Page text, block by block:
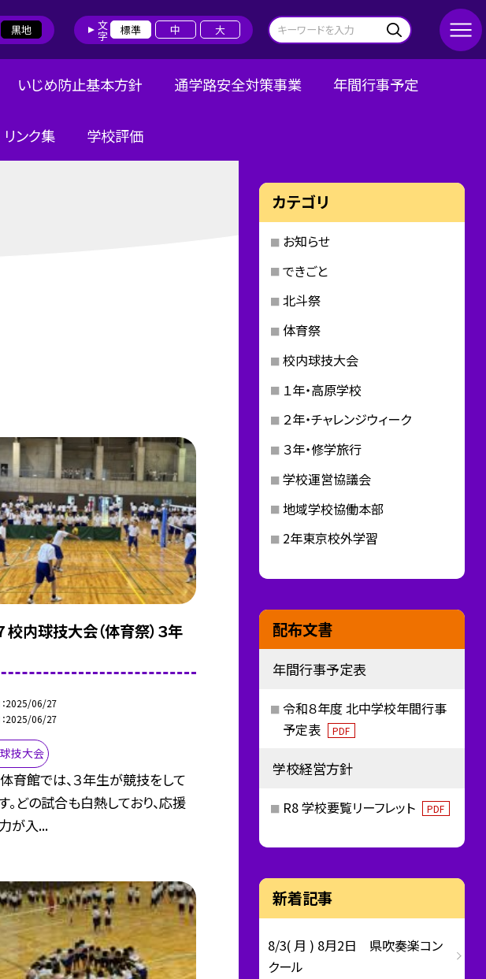
黒地 文字 標準 中 大
いじめ防止基本方針 通学路安全対策事業 年間行事予定
リンク集 学校評価
校内球技大会（体育祭）３年
2025/06/27
2025/06/27
技大会
育館では、３年生が競技をして
。どの試合も白熱しており、応援
が入...
カテゴリ
お知らせ
できごと
北斗祭
体育祭
校内球技大会
１年・高原学校
２年・チャレンジウィーク
３年・修学旅行
学校運営協議会
地域学校協働本部
2年東京校外学習
配布文書
年間行事予定表
令和８年度 北中学校年間行事
予定表
PDF
学校経営方針
R8 学校要覧リーフレット PDF
新着記事
8/3( 月 ) 8月2日 県吹奏楽コン
クール